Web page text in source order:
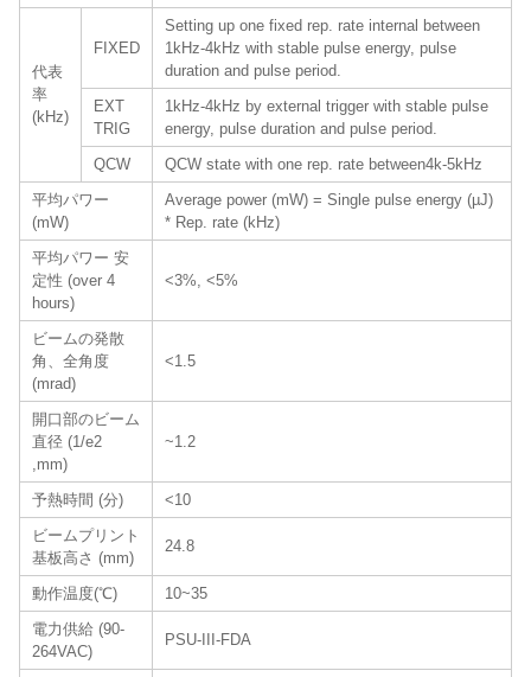
代表
率
(kHz)
FIXED
Setting up one fixed rep. rate internal between
1kHz-4kHz with stable pulse energy, pulse
duration and pulse period.
EXT
TRIG
1kHz-4kHz by external trigger with stable pulse
energy, pulse duration and pulse period.
QCW
QCW state with one rep. rate between4k-5kHz
平均パワー
(mW)
Average power (mW) = Single pulse energy (µJ)
* Rep. rate (kHz)
平均パワー 安
定性 (over 4
hours)
<3%, <5%
ビームの発散
角、全角度
(mrad)
<1.5
開口部のビーム
直径 (1/e2
,mm)
~1.2
予熱時間 (分)
<10
ビームプリント
基板高さ (mm)
24.8
動作温度(℃)
10~35
電力供給 (90-
264VAC)
PSU-III-FDA